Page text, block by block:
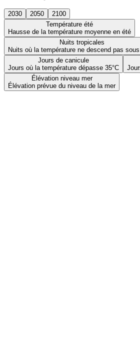
2030 2050
2100
Température été
Hausse de la température moyenne en été
Nuits tropicales
Nuits où la température ne descend pas sous
Jours de canicule
Jours où la température dépasse 35°C
Élévation niveau mer
Élévation prévue du niveau de la mer